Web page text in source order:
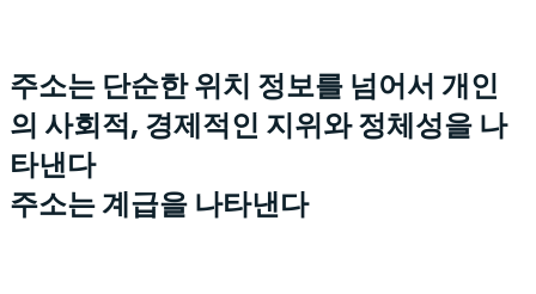
주소는 단순한 위치 정보를 넘어서 개인
의 사회적, 경제적인 지위와 정체성을 나
타낸다
주소는 계급을 나타낸다